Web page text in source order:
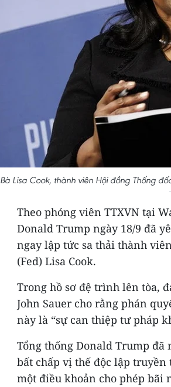
Bà Lisa Cook, thành viên Hội đồng Thống
Theo phóng viên TTXVN tại
Donald Trump ngày 18/9 đã
ngay lập tức sa thải thành
(Fed) Lisa Cook.
Trong hồ sơ đệ trình lên tòa,
John Sauer cho rằng phán
này là “sự can thiệp tư pháp
Tổng thống Donald Trump
bất chấp vị thế độc lập truyền
một điều khoản cho phép bãi